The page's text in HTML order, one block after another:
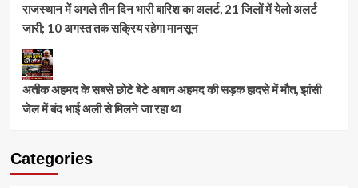
राजस्थान में अगले तीन दिन भारी बारिश का अलर्ट, 21 जिलों में येलो अलर्ट
जारी; 10 अगस्त तक सक्रिय रहेगा मानसून
अतीक अहमद के सबसे छोटे बेटे अबान अहमद की सड़क हादसे में मौत, झांसी
जेल में बंद भाई अली से मिलने जा रहा था
Categories